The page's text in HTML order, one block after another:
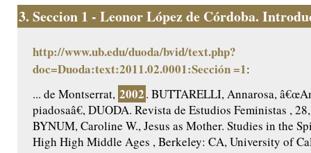
3. Seccion 1 - Leonor López de Córdoba.
http://www.ub.edu/duoda/bvid/text.php?
doc=Duoda:text:2011.02.0001:Sección =1:
... de Montserrat, 2002. BUTTARELLI, Annarosa,
piadosaâ€, DUODA. Revista de Estudios Feministas ,
BYNUM, Caroline W., Jesus as Mother. Studies in the
High High Middle Ages , Berkeley: CA, University of